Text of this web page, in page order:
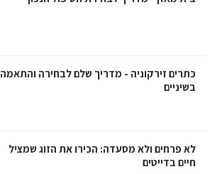
כתרים זירקוניה - מדריך שלם לבחירה והתאמה
בשיניים
לא פרחים ולא מסעדה: הכירו את הזוג שמציל
חיים בדייטים